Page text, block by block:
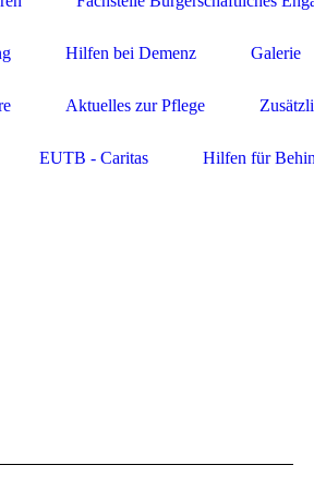
Hilfen bei Demenz Galerie
Aktuelles zur Pflege
EUTB - Caritas Hilfen für